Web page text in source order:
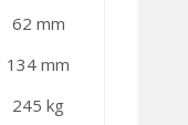
62 mm
134 mm
245 kg